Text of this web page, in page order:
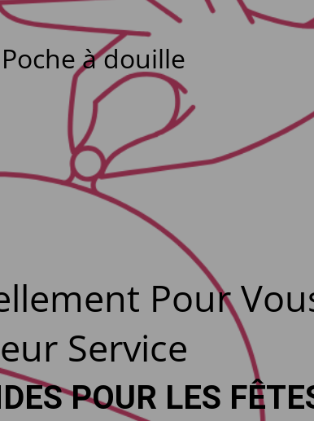
à douille
Pour
Service
POUR LES